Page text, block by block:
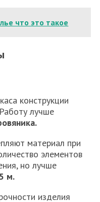
что это такое
конструкции
лучше
материал при
элементов
но лучше
м.
изделия